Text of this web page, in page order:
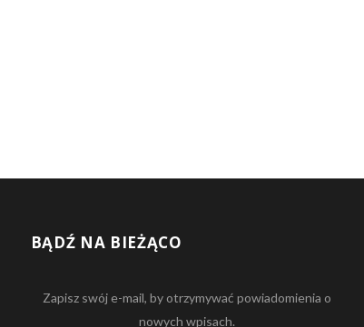
BĄDŹ NA BIEŻĄCO
Zapisz swój e-mail, by otrzymywać powiadomienia o
nowych wpisach.